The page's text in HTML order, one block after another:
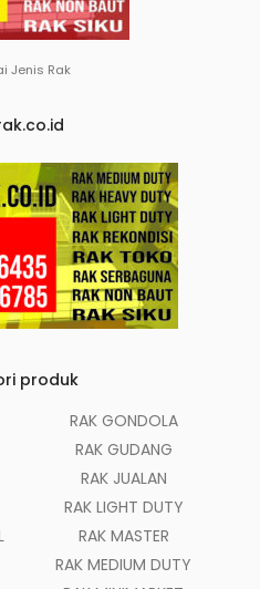
Jenis Rak
produk
RAK GONDOLA
RAK GUDANG
RAK JUALAN
RAK LIGHT DUTY
RAK MASTER
RAK MEDIUM DUTY